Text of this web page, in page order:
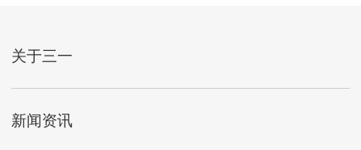
关于三一
新闻资讯